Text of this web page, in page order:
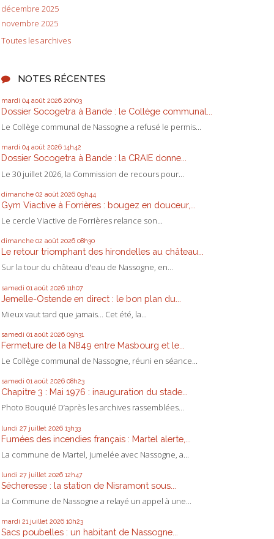
décembre 2025
novembre 2025
Toutes les archives
NOTES RÉCENTES
mardi 04 août 2026 20h03
Dossier Socogetra à Bande : le Collège communal...
Le Collège communal de Nassogne a refusé le permis...
mardi 04 août 2026 14h42
Dossier Socogetra à Bande : la CRAIE donne...
Le 30 juillet 2026, la Commission de recours pour...
dimanche 02 août 2026 09h44
Gym Viactive à Forrières : bougez en douceur,...
Le cercle Viactive de Forrières relance son...
dimanche 02 août 2026 08h30
Le retour triomphant des hirondelles au château...
Sur la tour du château d'eau de Nassogne, en...
samedi 01 août 2026 11h07
Jemelle-Ostende en direct : le bon plan du...
Mieux vaut tard que jamais... Cet été, la...
samedi 01 août 2026 09h31
Fermeture de la N849 entre Masbourg et le...
Le Collège communal de Nassogne, réuni en séance...
samedi 01 août 2026 08h23
Chapitre 3 : Mai 1976 : inauguration du stade...
Photo Bouquié D’après les archives rassemblées...
lundi 27 juillet 2026 13h33
Fumées des incendies français : Martel alerte,...
La commune de Martel, jumelée avec Nassogne, a...
lundi 27 juillet 2026 12h47
Sécheresse : la station de Nisramont sous...
La Commune de Nassogne a relayé un appel à une...
mardi 21 juillet 2026 10h23
Sacs poubelles : un habitant de Nassogne...